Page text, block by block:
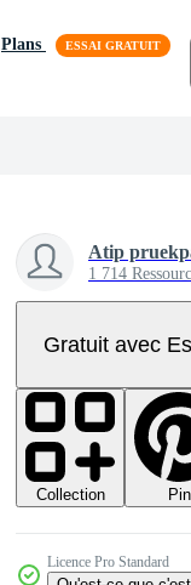
Plans
Atip
1 714
Gratuit avec
Collection Pin
Licence Pro Standard